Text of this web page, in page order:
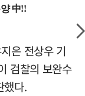
은 전상우 기
검찰의 보완수
했다.